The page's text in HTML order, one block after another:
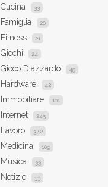
Cucina 33
Famiglia 20
Fitness 21
Giochi 24
Gioco D'azzardo 45
Hardware 42
Immobiliare 101
Internet 245
Lavoro 342
Medicina 109
Musica 33
Notizie 33